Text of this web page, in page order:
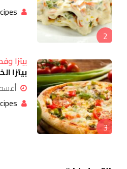
3
بيتزا
بيتزا
أغسطس 12,